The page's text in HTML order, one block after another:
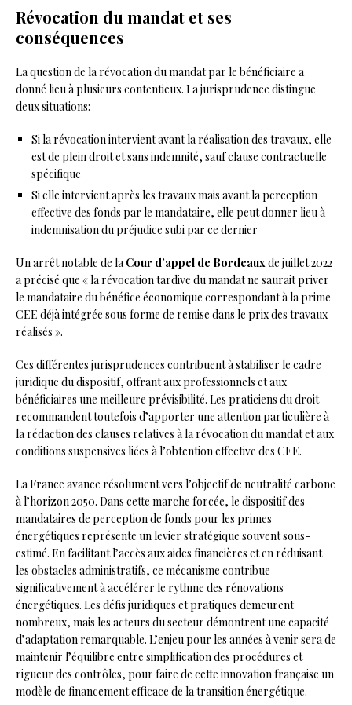
Révocation du mandat et ses
conséquences
La question de la révocation du mandat par le bénéficiaire a
donné lieu à plusieurs contentieux. La jurisprudence distingue
deux situations:
Si la révocation intervient avant la réalisation des travaux, elle
est de plein droit et sans indemnité, sauf clause contractuelle
spécifique
Si elle intervient après les travaux mais avant la perception
effective des fonds par le mandataire, elle peut donner lieu à
indemnisation du préjudice subi par ce dernier
Un arrêt notable de la Cour d’appel de Bordeaux de juillet 2022
a précisé que « la révocation tardive du mandat ne saurait priver
le mandataire du bénéfice économique correspondant à la prime
CEE déjà intégrée sous forme de remise dans le prix des travaux
réalisés ».
Ces différentes jurisprudences contribuent à stabiliser le cadre
juridique du dispositif, offrant aux professionnels et aux
bénéficiaires une meilleure prévisibilité. Les praticiens du droit
recommandent toutefois d’apporter une attention particulière à
la rédaction des clauses relatives à la révocation du mandat et aux
conditions suspensives liées à l’obtention effective des CEE.
La France avance résolument vers l’objectif de neutralité carbone
à l’horizon 2050. Dans cette marche forcée, le dispositif des
mandataires de perception de fonds pour les primes
énergétiques représente un levier stratégique souvent sous-
estimé. En facilitant l’accès aux aides financières et en réduisant
les obstacles administratifs, ce mécanisme contribue
significativement à accélérer le rythme des rénovations
énergétiques. Les défis juridiques et pratiques demeurent
nombreux, mais les acteurs du secteur démontrent une capacité
d’adaptation remarquable. L’enjeu pour les années à venir sera de
maintenir l’équilibre entre simplification des procédures et
rigueur des contrôles, pour faire de cette innovation française un
modèle de financement efficace de la transition énergétique.